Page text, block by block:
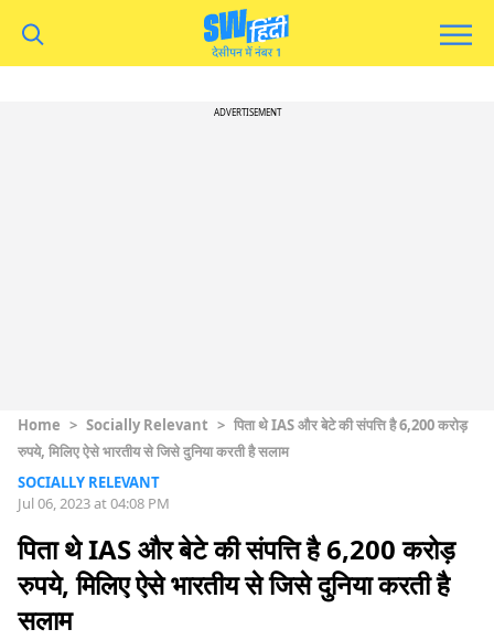
ADVERTISEMENT
Home > Socially Relevant > पिता थे IAS और बेटे की संपत्ति है 6,200 करोड़
रुपये, मिलिए ऐसे भारतीय से जिसे दुनिया करती है सलाम
SOCIALLY RELEVANT
Jul 06, 2023 at 04:08 PM
पिता थे IAS और बेटे की संपत्ति है 6,200 करोड़
रुपये, मिलिए ऐसे भारतीय से जिसे दुनिया करती है
सलाम